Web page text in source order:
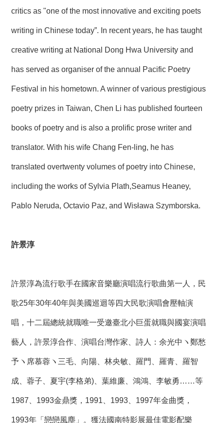
critics as "one of the most innovative and exciting poets
writing in Chinese today”. In recent years, he has taught
creative writing at National Dong Hwa University and
has served as organiser of the annual Pacific Poetry
Festival in his hometown. A winner of various prestigious
poetry prizes in Taiwan, Chen Li has published fourteen
books of poetry and is also a prolific prose writer and
translator. With his wife Chang Fen-ling, he has
translated overtwenty volumes of poetry into Chinese,
including the works of Sylvia Plath,Seamus Heaney,
Pablo Neruda, Octavio Paz, and Wisława Szymborska.
許景淳
許景淳為流行歌手在國家音樂廳演唱流行歌曲第一人，民
歌25年30年40年與美國巡迴等四大民歌演唱會壓軸演
唱，十二屆總統就職唯一受邀臺北小巨蛋就職與國宴演唱
藝人，許景淳合作、演唱台灣作家、詩人：余光中ヽ鄭愁
予ヽ席慕蓉ヽ三毛、向陽、林央敏、羅門、羅青、羅智
成、蓉子、夏宇(李格弟)、葉維廉、鴻鴻、李敏勇……等
1987、1993金鼎獎，1991、1993、1997年金曲獎，
1993年「戀戀風塵」。獲法國南特影展最佳電影配樂